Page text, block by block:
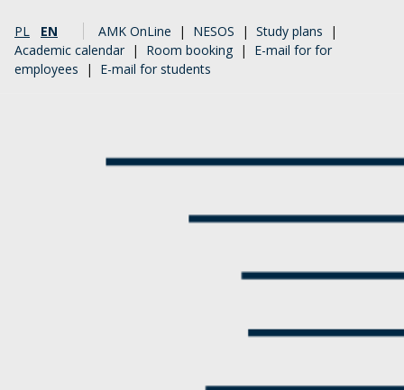
PL EN AMK OnLine | NESOS | Study plans |
Academic calendar | Room booking | E-mail for for
employees | E-mail for students